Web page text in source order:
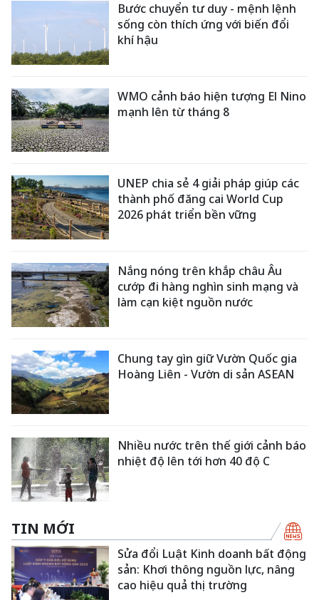
Bước chuyển tư duy - mệnh lệnh
sống còn thích ứng với biến đổi
khí hậu
WMO cảnh báo hiện tượng El Nino
mạnh lên từ tháng 8
UNEP chia sẻ 4 giải pháp giúp các
thành phố đăng cai World Cup
2026 phát triển bền vững
Nắng nóng trên khắp châu Âu
cướp đi hàng nghìn sinh mạng và
làm cạn kiệt nguồn nước
Chung tay gìn giữ Vườn Quốc gia
Hoàng Liên - Vườn di sản ASEAN
Nhiều nước trên thế giới cảnh báo
nhiệt độ lên tới hơn 40 độ C
TIN MỚI
Sửa đổi Luật Kinh doanh bất động
sản: Khơi thông nguồn lực, nâng
cao hiệu quả thị trường